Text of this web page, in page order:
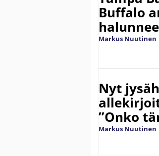
Buffalo
Markus Nuutinen
Nyt
”Onko
Markus Nuutinen